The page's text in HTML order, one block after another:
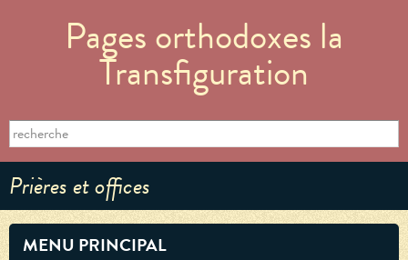
contenu
principal
Pages orthodoxes la
Transfiguration
Formulaire de recherche
Search this site
Prières et offices
MENU PRINCIPAL